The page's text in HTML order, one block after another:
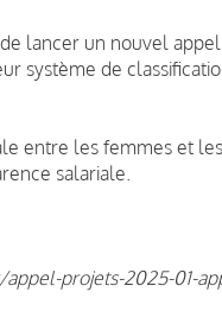
lancer un nouvel
système de
entre les femmes et
salariale.
projets-2025-01-